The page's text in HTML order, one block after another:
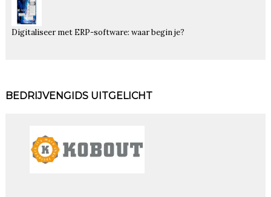
Digitaliseer met ERP-software: waar begin je?
BEDRIJVENGIDS UITGELICHT